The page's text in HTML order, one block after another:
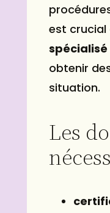
est crucial
spécialisé
obtenir
situation.
Les